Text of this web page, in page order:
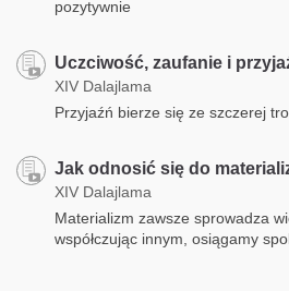
pozytywnie
Uczciwość, zaufanie i
XIV Dalajlama
Przyjaźń bierze się ze szczerej
Jak odnosić się do
XIV Dalajlama
Materializm zawsze sprowadza
współczując innym, osiągamy